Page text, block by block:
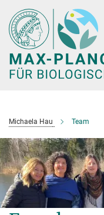
Hauptinhalt
Michaela Hau Team